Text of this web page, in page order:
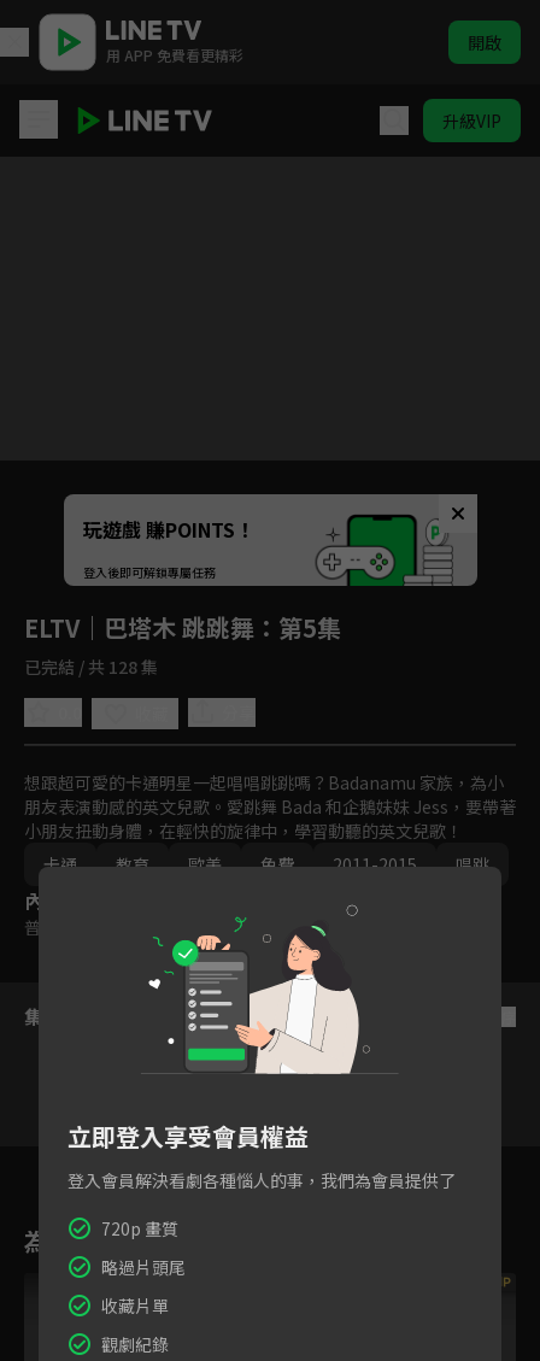
用 APP 免費看更精彩 開啟
升級VIP
Unmute
如有不便請見諒
玩遊戲 賺POINTS！
登入後即可解鎖專屬任務
ELTV｜巴塔木 跳跳舞 ：第5集
已完結 / 共 128 集
想跟超可愛的卡通明星一起唱唱跳跳嗎？Badanamu 家族，為小
朋友表演動感的英文兒歌。愛跳舞 Bada 和企鵝妹妹 Jess，要帶著
小朋友扭動身體，在輕快的旋律中，學習動聽的英文兒歌！
卡通
教育 歐美 免費 2011-2015 唱跳
內容標籤
普遍級
集數列表
4 5 6
為您推薦
VIP VIP
立即登入享受會員權益
登入會員解決看劇各種惱人的事，我們為會員提供了
720p 畫質
略過片頭尾
收藏片單
觀劇紀錄